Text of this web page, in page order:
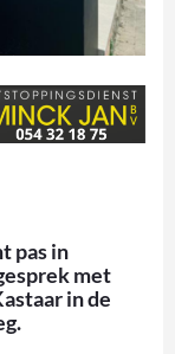
pas in
met
in de